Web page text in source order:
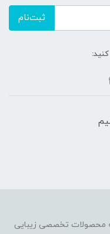
ثبت‌نام
در زمینه ارائه محصولات تخصصی زیبایی